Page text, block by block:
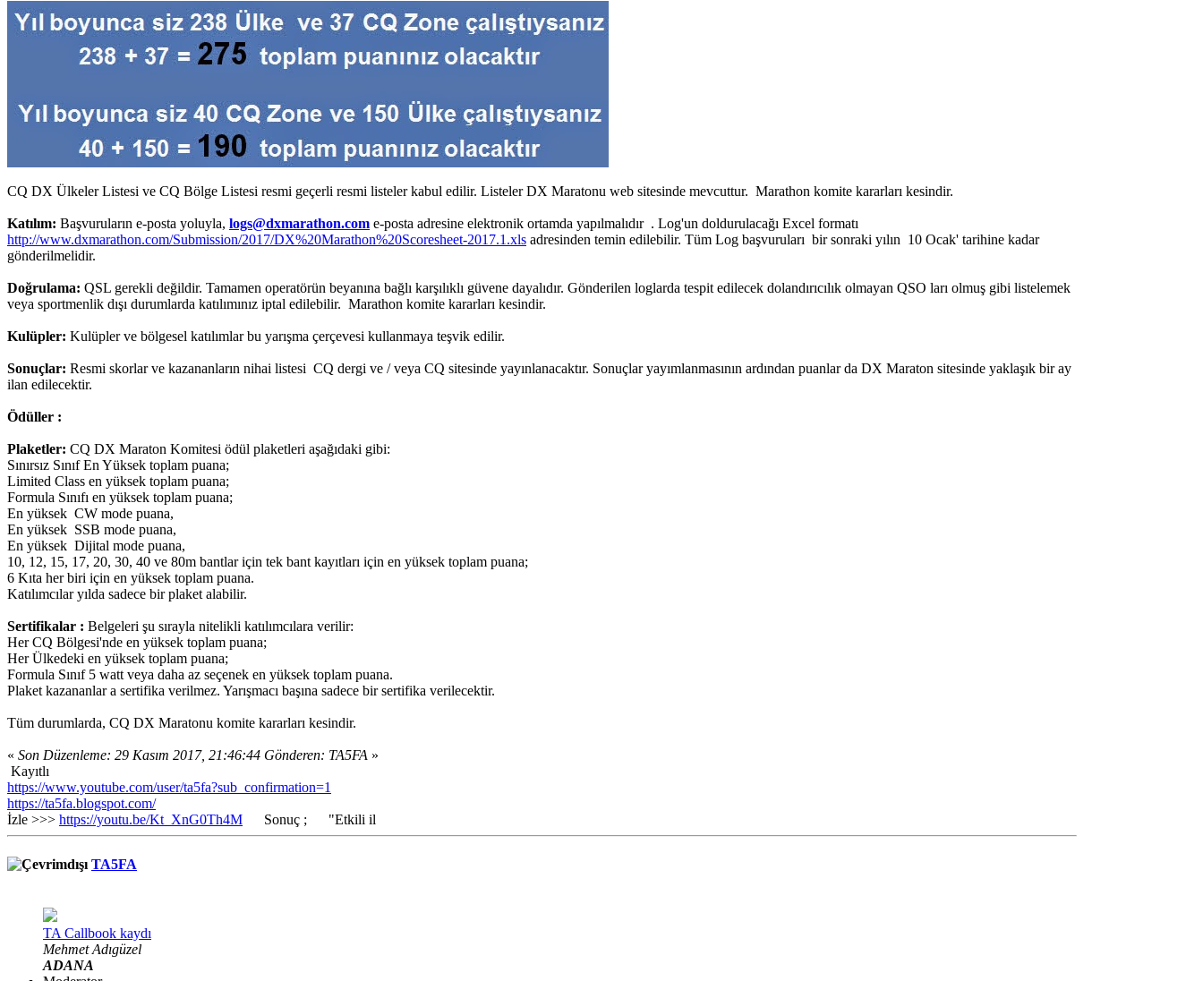
CQ DX Ülkeler Listesi ve CQ Bölge Listesi resmi geçerli resmi listeler kabul edilir. Listeler DX Maratonu web sitesinde mevcuttur. Marathon komite kararları kesindir.
Katılım: Başvuruların e-posta yoluyla, logs@dxmarathon.com e-posta adresine elektronik ortamda yapılmalıdır . Log'un doldurulacağı Excel formatı
http://www.dxmarathon.com/Submission/2017/DX%20Marathon%20Scoresheet-2017.1.xls adresinden temin edilebilir. Tüm Log başvuruları bir sonraki yılın 10 Ocak' tarihine kadar
gönderilmelidir.
Doğrulama: QSL gerekli değildir. Tamamen operatörün beyanına bağlı karşılıklı güvene dayalıdır. Gönderilen loglarda tespit edilecek dolandırıcılık olmayan QSO ları olmuş gibi listelemek
veya sportmenlik dışı durumlarda katılımınız iptal edilebilir. Marathon komite kararları kesindir.
Kulüpler: Kulüpler ve bölgesel katılımlar bu yarışma çerçevesi kullanmaya teşvik edilir.
Sonuçlar: Resmi skorlar ve kazananların nihai listesi CQ dergi ve / veya CQ sitesinde yayınlanacaktır. Sonuçlar yayımlanmasının ardından puanlar da DX Maraton sitesinde yaklaşık bir ay
ilan edilecektir.
Ödüller :
Plaketler: CQ DX Maraton Komitesi ödül plaketleri aşağıdaki gibi:
Sınırsız Sınıf En Yüksek toplam puana;
Limited Class en yüksek toplam puana;
Formula Sınıfı en yüksek toplam puana;
En yüksek CW mode puana,
En yüksek SSB mode puana,
En yüksek Dijital mode puana,
10, 12, 15, 17, 20, 30, 40 ve 80m bantlar için tek bant kayıtları için en yüksek toplam puana;
6 Kıta her biri için en yüksek toplam puana.
Katılımcılar yılda sadece bir plaket alabilir.
Sertifikalar : Belgeleri şu sırayla nitelikli katılımcılara verilir:
Her CQ Bölgesi'nde en yüksek toplam puana;
Her Ülkedeki en yüksek toplam puana;
Formula Sınıf 5 watt veya daha az seçenek en yüksek toplam puana.
Plaket kazananlar a sertifika verilmez. Yarışmacı başına sadece bir sertifika verilecektir.
Tüm durumlarda, CQ DX Maratonu komite kararları kesindir.
« Son Düzenleme: 29 Kasım 2017, 21:46:44 Gönderen: TA5FA »
Kayıtlı
https://www.youtube.com/user/ta5fa?sub_confirmation=1
https://ta5fa.blogspot.com/
İzle >>> https://youtu.be/Kt_XnG0Th4M Sonuç ; "Etkili il
TA5FA
TA Callbook kaydı
Mehmet Adıgüzel
ADANA